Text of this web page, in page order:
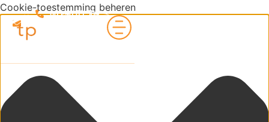
Cookie-toestemming beheren
085 48 83 584
Info@TransitiePartners.nl